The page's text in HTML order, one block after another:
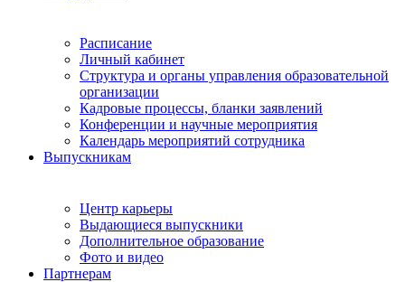
Расписание
Личный кабинет
Структура и органы управления образовательной
организации
Кадровые процессы, бланки заявлений
Конференции и научные мероприятия
Календарь мероприятий сотрудника
Выпускникам
Центр карьеры
Выдающиеся выпускники
Дополнительное образование
Фото и видео
Партнерам